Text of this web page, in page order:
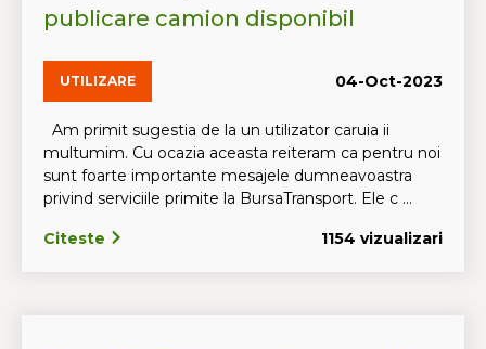
publicare camion disponibil
UTILIZARE 04-Oct-2023
Am primit sugestia de la un utilizator caruia ii
multumim. Cu ocazia aceasta reiteram ca pentru noi
sunt foarte importante mesajele dumneavoastra
privind serviciile primite la BursaTransport. Ele c ...
Citeste 1154 vizualizari